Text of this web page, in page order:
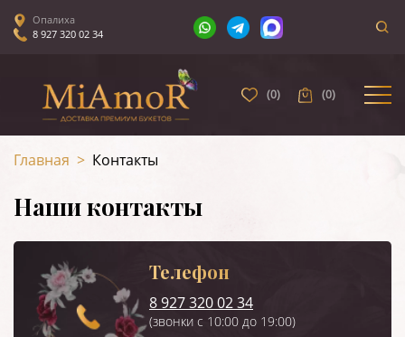
Опалиха
8 927 320 02 34
(0) (0)
Главная > Контакты
Наши контакты
Телефон
8 927 320 02 34
(звонки с 10:00 до 19:00)